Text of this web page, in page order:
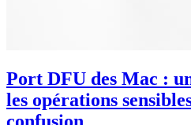
Port DFU des Mac :
les opérations